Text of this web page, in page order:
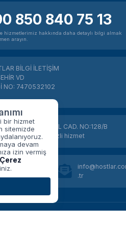
850 840 75 13
hizmetlerimiz hakkında daha detaylı bilgi almak
arayın.
BİLGİ İLETİŞİM
VD
NO: 7470532102
MAH. İSTİKLAL CAD. NO:128/B
/ Manisa merkezli hizmet
840 75 13
.tr
bir hizmet
sitemizde
devam
izin vermiş
Çerez